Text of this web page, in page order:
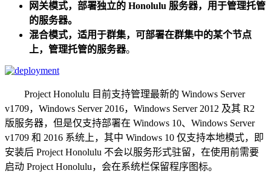
网关模式，部署独立的 Honolulu 服务器，用于管理托管
的服务器。
混合模式，适用于群集，可部署在群集中的某个节点
上，管理托管的服务器。
Project Honolulu 目前支持管理最新的 Windows Server
v1709，Windows Server 2016，Windows Server 2012 及其 R2
版服务器，但是仅支持部署在 Windows 10、Windows Server
v1709 和 2016 系统上，其中 Windows 10 仅支持本地模式，即
安装后 Project Honolulu 不会以服务形式驻留，在使用前需要
启动 Project Honolulu，会在系统栏保留程序图标。